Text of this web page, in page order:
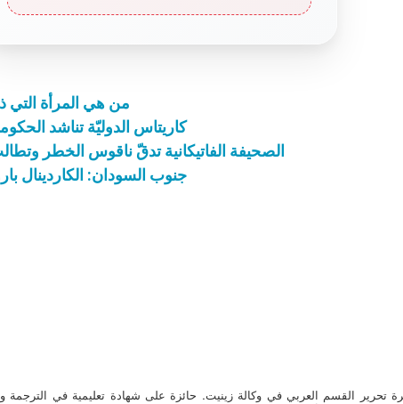
من هي المرأة التي
كاريتاس الدوليّة تناشد
الصحيفة الفاتيكانية تدقّ ناقوس الخطر
جنوب السودان: الكاردينال
تحرير القسم العربي في وكالة زينيت. حائزة على شهادة تعليمية في الترجمة